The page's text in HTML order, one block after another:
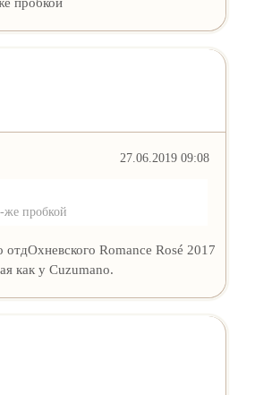
27.06.2019 09:08
же пробкой
Romance Rosé 2017
как у Cuzumano.